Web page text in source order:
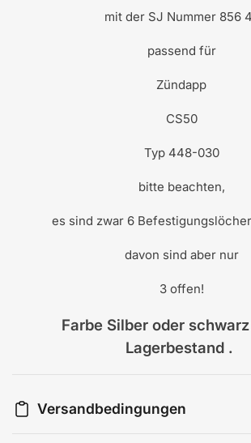
mit der SJ Nummer 856
passend für
Zündapp
CS50
Typ 448-030
bitte beachten,
es sind zwar 6
davon sind aber nur
3 offen!
Farbe Silber oder
Lagerbestand .
Versandbedingungen